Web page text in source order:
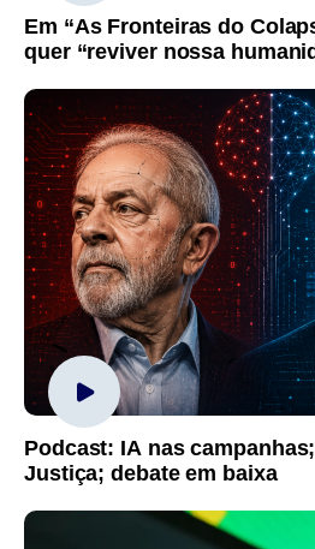
Em “As Fronteiras do
quer “reviver nossa
Podcast: IA nas
Justiça; debate em baixa